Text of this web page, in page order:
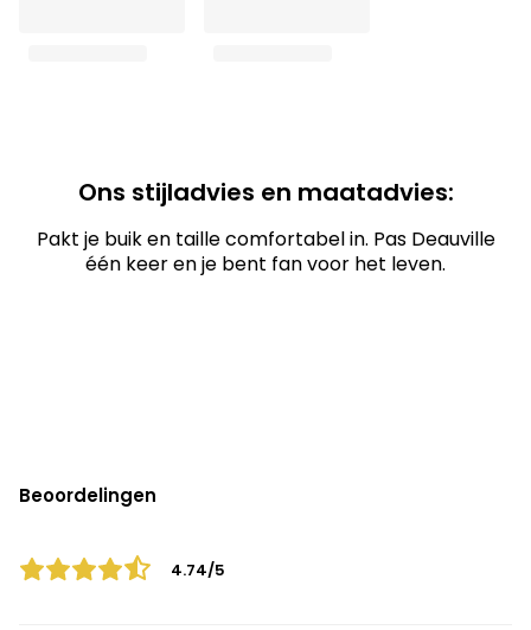
Ons stijladvies en maatadvies:
Pakt je buik en taille comfortabel in. Pas Deauville
één keer en je bent fan voor het leven.
Beoordelingen
4.74/5